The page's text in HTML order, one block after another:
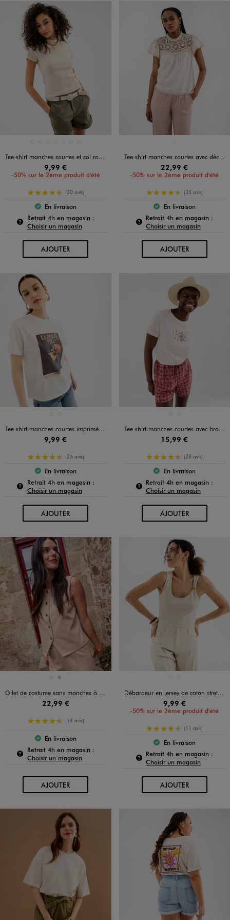
Tee-shirt manches courtes et col rond en maille côtelée femme
9,99 €
-50% sur le 2ème produit d'été
4.5/5 de moyenne
(30 avis)
Le produit est disponible :
En livraison
Retrait 4h en magasin :Pour connaître la disponibilité de ce produit :
Choisir un magasin
AJOUTERAU PANIER
Tee-shirt manches courtes avec décolleté en dentelle femme
22,99 €
-50% sur le 2ème produit d'été
4.5/5 de moyenne
(35 avis)
Le produit est
En livraison
Retrait 4h en magasin :
Choisir un magasin
AJOUTERAU PANIER
Tee-shirt manches courtes imprimé femme
9,99 €
4.5/5 de moyenne
(25 avis)
Le produit est disponible :
En livraison
Retrait 4h en magasin :Pour connaître la disponibilité de ce produit :
Choisir un magasin
AJOUTERAU PANIER
Tee-shirt manches courtes avec broderie sur le buste femme
15,99 €
4.5/5 de moyenne
(28 avis)
Le produit est
En livraison
Retrait 4h en magasin :
Choisir un magasin
AJOUTERAU PANIER
Disponible en 2 coloris
BEIGEPRUNE
Gilet de costume sans manches à boutons dorés femme
22,99 €
4.5/5 de moyenne
(14 avis)
Le produit est disponible :
En livraison
Retrait 4h en magasin :Pour connaître la disponibilité de ce produit :
Choisir un magasin
AJOUTERAU PANIER
Débardeur en jersey de coton stretch à bretelle bijou femme
9,99 €
-50% sur le 2ème produit d'été
4.5/5 de moyenne
(11 avis)
Le produit est
En livraison
Retrait 4h en magasin :
Choisir un magasin
AJOUTERAU PANIER